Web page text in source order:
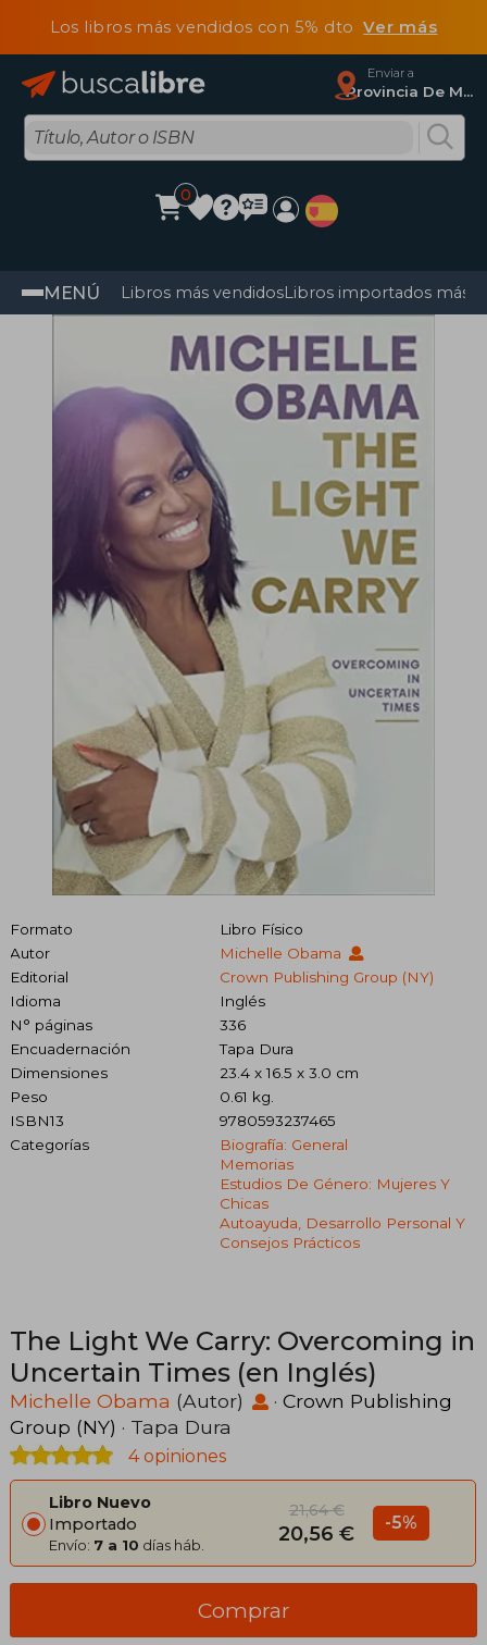
Los libros más vendidos con 5% dtoVer más
Enviar a
Provincia De Madrid
0
MENÚ Libros más vendidosLibros importados más
Formato
Libro Físico
Autor
Michelle Obama
Editorial
Crown Publishing Group (NY)
Idioma
Inglés
N° páginas
336
Encuadernación
Tapa Dura
Dimensiones
23.4 x 16.5 x 3.0 cm
Peso
0.61 kg.
ISBN13
9780593237465
Categorías
Biografía: General
Memorias
Estudios De Género: Mujeres Y
Chicas
Autoayuda, Desarrollo Personal Y
Consejos Prácticos
The Light We Carry: Overcoming in
Uncertain Times (en Inglés)
Michelle Obama (Autor) · Crown Publishing
Group (NY) · Tapa Dura
4 opiniones
Libro Nuevo
Importado
Envío: 7 a 10 días háb.
21,64 €
20,56 € -5%
Comprar